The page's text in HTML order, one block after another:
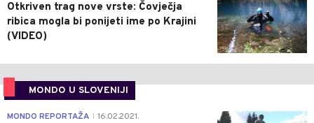
Otkriven trag nove vrste: Čovječja
ribica mogla bi ponijeti ime po Krajini
(VIDEO)
MONDO U SLOVENIJI
4
MONDO REPORTAŽA 16.02.2021.